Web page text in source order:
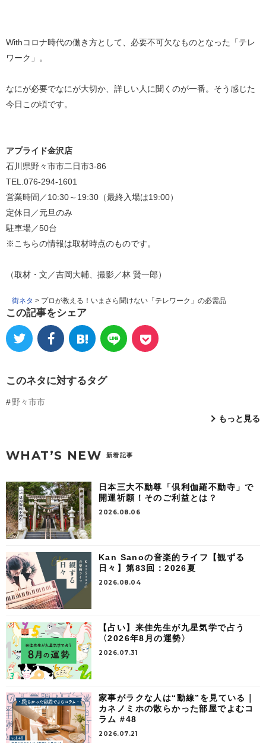
Withコロナ時代の働き方として、必要不可欠なものとなった「テレ
ワーク」。
なにが必要でなにが大切か、詳しい人に聞くのが一番。そう感じた
今日この頃です。
アプライド金沢店
石川県野々市市二日市3-86
TEL.076-294-1601
営業時間／10:30～19:30（最終入場は19:00）
定休日／元旦のみ
駐車場／50台
※こちらの情報は取材時点のものです。
（取材・文／吉岡大輔、撮影／林 賢一郎）
街ネタ > プロが教える！いまさら聞けない「テレワーク」の必需品
この記事をシェア
このネタに対するタグ
野々市市
もっと見る
WHAT’S NEW 新着記事
日本三大不動尊「倶利伽羅不動寺」で
開運祈願！そのご利益とは？
2026.08.06
Kan Sanoの音楽的ライフ【観ずる
日々】第83回：2026夏
2026.08.04
【占い】来佳先生が九星気学で占う
〈2026年8月の運勢〉
2026.07.31
家事がラクな人は“動線”を見ている｜
カネノミホの散らかった部屋でよむコ
ラム #48
2026.07.21